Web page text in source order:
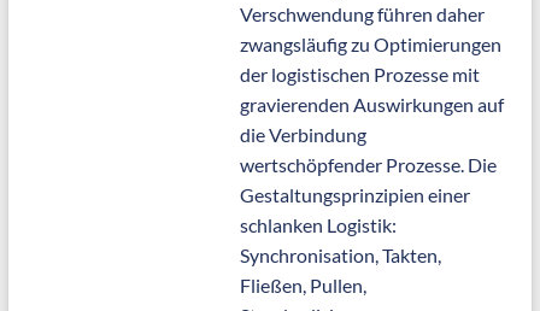
Verschwendung führen daher
zwangsläufig zu Optimierungen
der logistischen Prozesse mit
gravierenden Auswirkungen auf
die Verbindung
wertschöpfender Prozesse. Die
Gestaltungsprinzipien einer
schlanken Logistik:
Synchronisation, Takten,
Fließen, Pullen,